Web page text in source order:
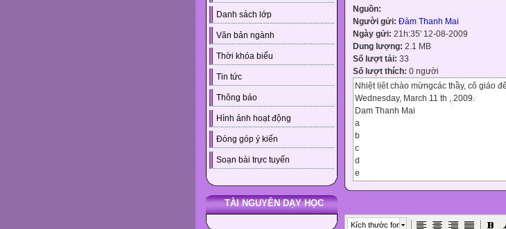
Danh sách lớp
Văn bản ngành
Thời khóa biểu
Tin tức
Thông báo
Hình ảnh hoạt động
Đóng góp ý kiến
Soạn bài trực tuyến
TÀI NGUYÊN DẠY HỌC
Nguồn:
Người gửi: Đàm Thanh Mai
Ngày gửi: 21h:35' 12-08-2009
Dung lượng: 2.1 MB
Số lượt tải: 33
Số lượt thích: 0 người
Nhiệt lịêt chào mừngcác thầy, cô giáo
Wednesday, March 11 th , 2009.
Dam Thanh Mai
a
b
c
d
e
i
Kích thước font